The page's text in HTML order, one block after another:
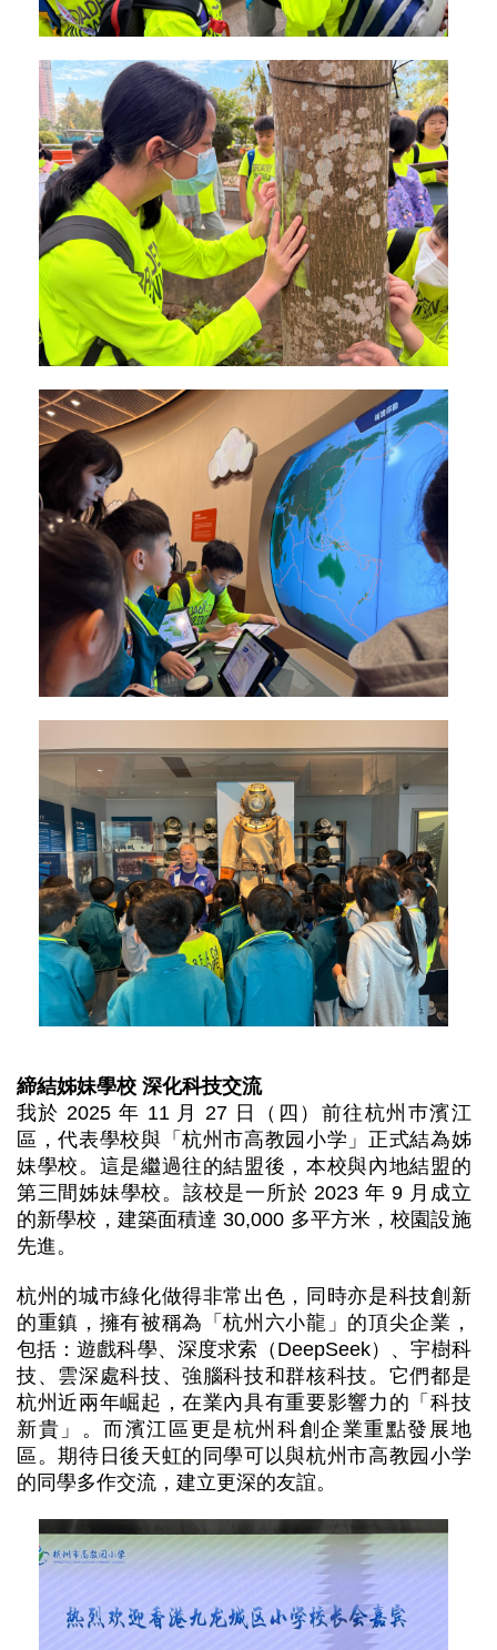
締結姊妹學校 深化科技交流
我於 2025 年 11 月 27 日（四）前往杭州巿濱江
區，代表學校與「杭州市高教园小学」正式結為姊
妹學校。這是繼過往的結盟後，本校與內地結盟的
第三間姊妹學校。該校是一所於 2023 年 9 月成立
的新學校，建築面積達 30,000 多平方米，校園設施
先進。
杭州的城巿綠化做得非常出色，同時亦是科技創新
的重鎮，擁有被稱為「杭州六小龍」的頂尖企業，
包括：遊戲科學、深度求索（DeepSeek）、宇樹科
技、雲深處科技、強腦科技和群核科技。它們都是
杭州近兩年崛起，在業內具有重要影響力的「科技
新貴」。而濱江區更是杭州科創企業重點發展地
區。期待日後天虹的同學可以與杭州市高教园小学
的同學多作交流，建立更深的友誼。